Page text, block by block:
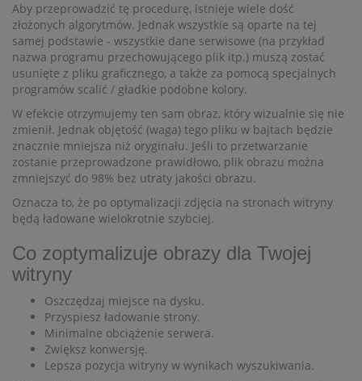
Aby przeprowadzić tę procedurę, istnieje wiele dość
złożonych algorytmów. Jednak wszystkie są oparte na tej
samej podstawie - wszystkie dane serwisowe (na przykład
nazwa programu przechowującego plik itp.) muszą zostać
usunięte z pliku graficznego, a także za pomocą specjalnych
programów scalić / gładkie podobne kolory.
W efekcie otrzymujemy ten sam obraz, który wizualnie się nie
zmienił. Jednak objętość (waga) tego pliku w bajtach będzie
znacznie mniejsza niż oryginału. Jeśli to przetwarzanie
zostanie przeprowadzone prawidłowo, plik obrazu można
zmniejszyć do 98% bez utraty jakości obrazu.
Oznacza to, że po optymalizacji zdjęcia na stronach witryny
będą ładowane wielokrotnie szybciej.
Co zoptymalizuje obrazy dla Twojej
witryny
Oszczędzaj miejsce na dysku.
Przyspiesz ładowanie strony.
Minimalne obciążenie serwera.
Zwiększ konwersję.
Lepsza pozycja witryny w wynikach wyszukiwania.